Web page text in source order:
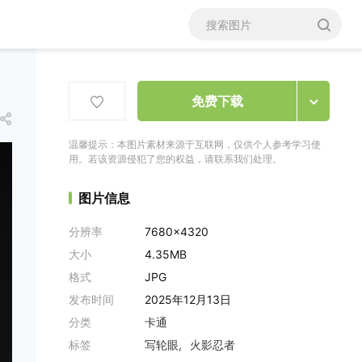
免费下载
温馨提示：本图片素材来源于互联网，仅供个人参考学习使
用。若该资源侵犯了您的权益，请联系我们处理。
图片信息
分辨率
7680x4320
大小
4.35MB
格式
JPG
发布时间
2025年12月13日
分类
卡通
标签
写轮眼 火影忍者